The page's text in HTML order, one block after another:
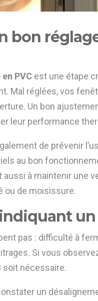
bon
PVC est une étape
Mal réglées, vos
Un bon
leur performance
de prévenir
au bon
à maintenir une
ou de moisissure.
pas : difficulté à
Si vous
soit nécessaire.
un